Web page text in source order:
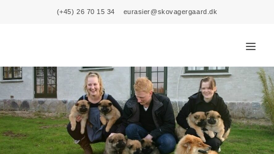
(+45) 26 70 15 34 eurasier@skovagergaard.dk